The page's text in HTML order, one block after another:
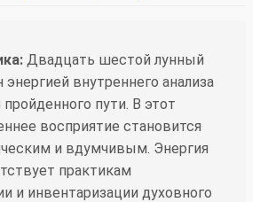
Двадцать шестой лунный
энергией внутреннего анализа
пути. В этот
восприятие становится
и вдумчивым. Энергия
практикам
и инвентаризации духовного